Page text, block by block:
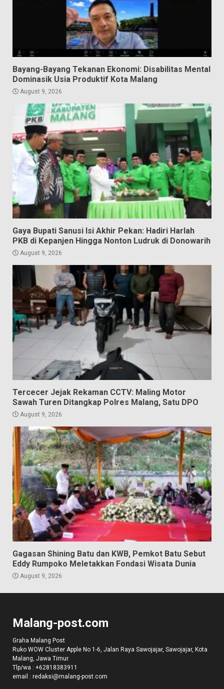
Bayang-Bayang Tekanan Ekonomi: Disabilitas Mental
Dominasik Usia Produktif Kota Malang
August 9, 2026
Gaya Bupati Sanusi Isi Akhir Pekan: Hadiri Harlah
PKB di Kepanjen Hingga Nonton Ludruk di Donowarih
August 9, 2026
Tercecer Jejak Rekaman CCTV: Maling Motor
Sawah Turen Ditangkap Polres Malang, Satu DPO
August 9, 2026
Gagasan Shining Batu dan KWB, Pemkot Batu Sebut
Eddy Rumpoko Meletakkan Fondasi Wisata Dunia
August 9, 2026
Malang-post.com
Graha Malang Post
Ruko WOW Cluster Apple No 1-6, Jalan Raya Sawojajar, Sawojajar, Kota
Malang, Jawa Timur.
Tlp/wa : +62818383911
email : redaksi@malang-post.com